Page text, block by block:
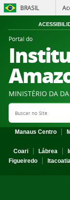
BRASIL
Portal do
MINISTÉRIO DA
Search Site
Manaus Centro
Coari
Lábrea
Figueiredo